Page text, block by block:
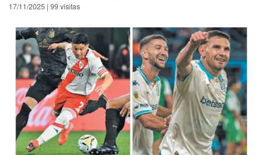
17/11/2025 | 99 visitas